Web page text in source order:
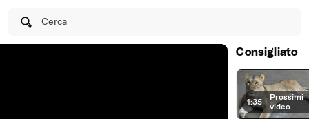
Cerca
Consigliato
1:35 | Prossimi
video